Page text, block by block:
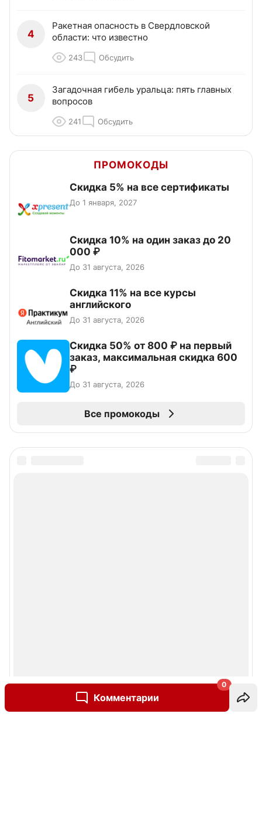
Комментарии
0
4
Ракетная опасность в Свердловской
области: что известно
243 Обсудить
5
Загадочная гибель уральца: пять главных
вопросов
241 Обсудить
ПРОМОКОДЫ
Скидка 5% на все сертификаты
До 1 января, 2027
Скидка 10% на один заказ до 20
000 ₽
До 31 августа, 2026
Скидка 11% на все курсы
английского
До 31 августа, 2026
Скидка 50% от 800 ₽ на первый
заказ, максимальная скидка 600
₽
До 31 августа, 2026
Все промокоды